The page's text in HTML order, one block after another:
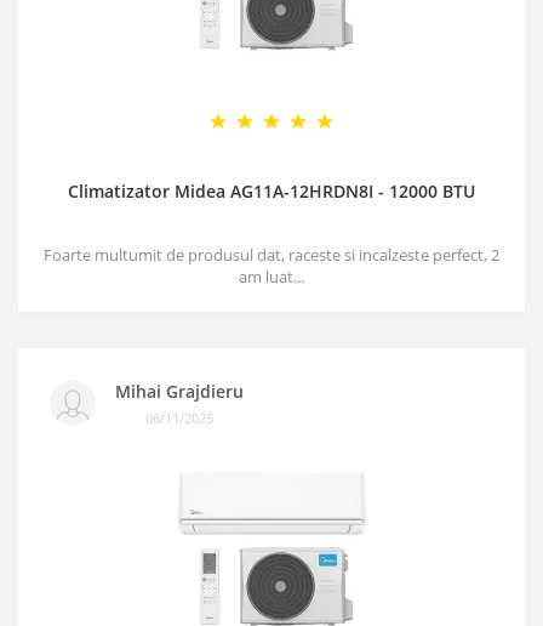
Climatizator Midea AG11A-12HRDN8I - 12000 BTU
Foarte multumit de produsul dat, raceste si incalzeste perfect, 2
am luat...
Mihai Grajdieru
06/11/2025